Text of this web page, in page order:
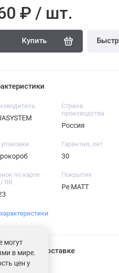
₽ / шт.
Купить
Страна
производства
Россия
Гарантия, лет
30
по карте
RR
Покрытие
Pe MATT
о доставке
могут
в мире.
цен у